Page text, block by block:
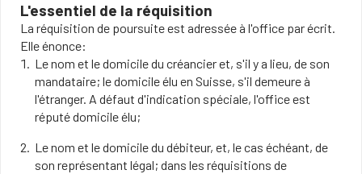
L'essentiel de la réquisition
La réquisition de poursuite est adressée à l'office par écrit.
Elle énonce:
Le nom et le domicile du créancier et, s'il y a lieu, de son
mandataire; le domicile élu en Suisse, s'il demeure à
l'étranger. A défaut d'indication spéciale, l'office est
réputé domicile élu;
Le nom et le domicile du débiteur, et, le cas échéant, de
son représentant légal; dans les réquisitions de